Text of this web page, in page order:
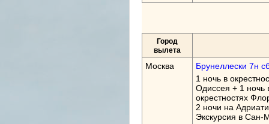
Город
вылета
Москва
Брунеллески 7н
1 ночь в
Одиссея + 1 ночь
окрестностях
2 ночи на
Экскурсия в Сан-